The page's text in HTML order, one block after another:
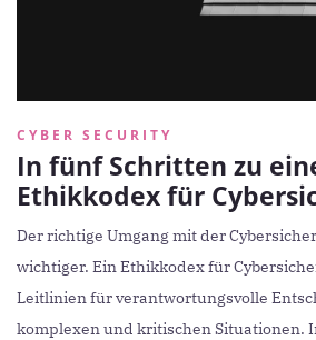
CYBER SECURITY
In fünf Schritten zu
Ethikkodex für
Der richtige Umgang mit der
wichtiger. Ein Ethikkodex für
Leitlinien für verantwortungsvolle
komplexen und kritischen Situationen.